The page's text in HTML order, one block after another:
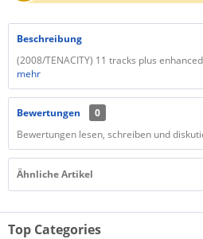
Beschreibung
(2008/TENACITY) 11 tracks plus
mehr
Bewertungen
0
Bewertungen lesen, schreiben und
Ähnliche Artikel
Top Categories